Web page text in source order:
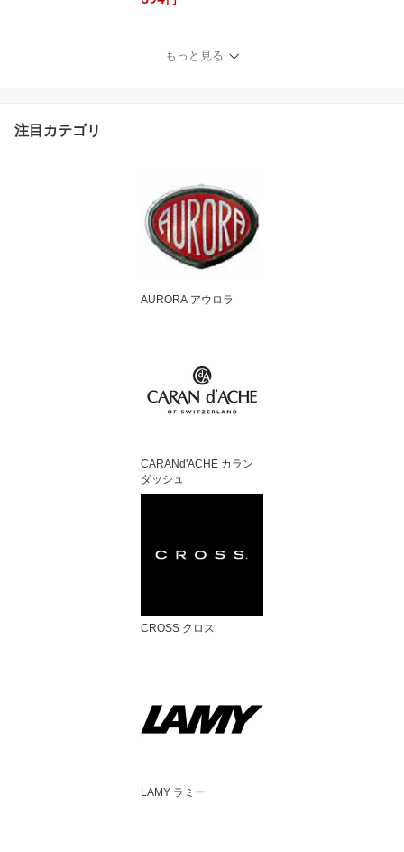
もっと見る
注目カテゴリ
AURORA アウロラ
CARANd'ACHE カラン
ダッシュ
CROSS クロス
LAMY ラミー